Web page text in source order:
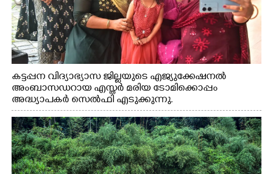
കട്ടപ്പന വിദ്യാഭ്യാസ ജില്ലയുടെ എജ്യുക്കേഷനൽ
അംബാസഡറായ എസ്തർ മരിയ ടോമിക്കൊപ്പം
അദ്ധ്യാപകർ സെൽഫി എടുക്കുന്നു.